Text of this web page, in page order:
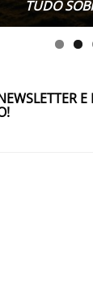
TUDO